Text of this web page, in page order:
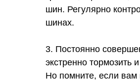
шин. Регулярно
шинах.
3. Постоянно
экстренно тормозить
Но помните, если вам